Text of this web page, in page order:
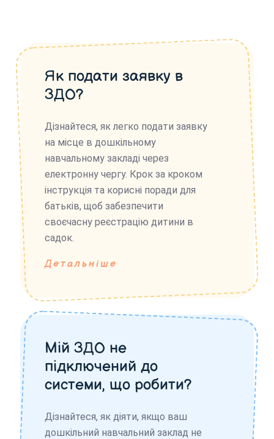
Як подати заявку в
ЗДО?
Дізнайтеся, як легко подати заявку
на місце в дошкільному
навчальному закладі через
електронну чергу. Крок за кроком
інструкція та корисні поради для
батьків, щоб забезпечити
своєчасну реєстрацію дитини в
садок.
Детальніше
Мій ЗДО не
підключений до
системи, що робити?
Дізнайтеся, як діяти, якщо ваш
дошкільний навчальний заклад не